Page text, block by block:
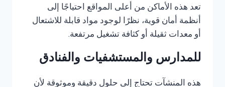
تعد هذه الأماكن من أعلى المواقع احتياجًا إلى
أنظمة أمان قوية، نظرًا لوجود مواد قابلة للاشتعال
أو معدات ثقيلة أو كثافة تشغيل مرتفعة.
للمدارس والمستشفيات والفنادق
هذه المنشآت تحتاج إلى حلول دقيقة وموثوقة لأن